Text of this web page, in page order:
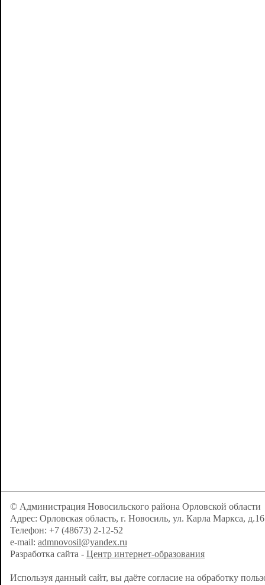
© Администрация Новосильского района Орловской области
Адрес: Орловская область, г. Новосиль, ул. Карла Маркса, д.16
Телефон: +7 (48673) 2-12-52
e-mail: admnovosil@yandex.ru
Разработка сайта - Центр интернет-образования
Используя данный сайт, вы даёте согласие на обработку